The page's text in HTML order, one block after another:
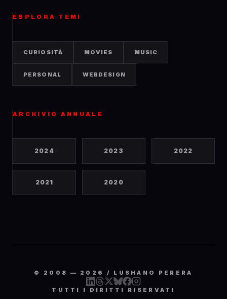
ESPLORA TEMI
CURIOSITÀ MOVIES MUSIC
PERSONAL WEBDESIGN
ARCHIVIO ANNUALE
2024 2023 2022
2021 2020
© 2008 — 2026 / LUSHANO PERERA
TUTTI I DIRITTI RISERVATI